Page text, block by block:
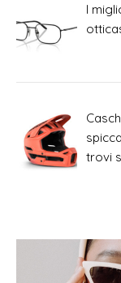
I
trovi